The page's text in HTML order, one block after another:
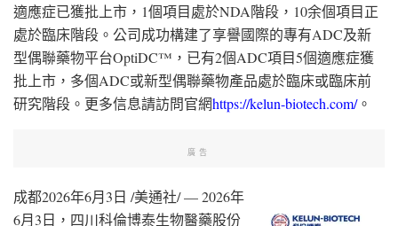
適應症已獲批上市，1個項目處於NDA階段，10余個項目正
處於臨床階段。公司成功構建了享譽國際的專有ADC及新
型偶聯藥物平台OptiDC™，已有2個ADC項目5個適應症獲
批上市，多個ADC或新型偶聯藥物產品處於臨床或臨床前
研究階段。更多信息請訪問官網https://kelun-biotech.com/。
廣告
成都2026年6月3日 /美通社/ — 2026年
6月3日，四川科倫博泰生物醫藥股份